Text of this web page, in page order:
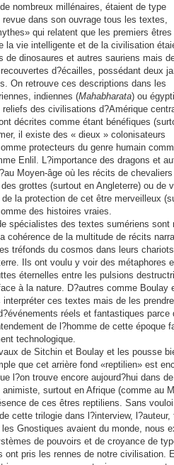
nombreux millénaires, étaient de type
dans son ouvrage tous les textes,
qui relatent que les premiers
la vie intelligente et de la civilisation
de dinosaures et autres sauriens mais
d?écailles, possédant deux
On retrouve ces descriptions dans les
indiennes (Mahabharata) ou
des civilisations d?Amérique
décrites comme étant bénéfiques
il existe des « dieux » colonisateurs
protecteurs du genre humain
Enlil. L?importance des dragons et
Moyen-âge où les récits de chevaliers
grottes (surtout en Angleterre) ou de
la protection de cet être merveilleux
des histoires vraies.
spécialistes des textes sumériens sont
cohérence de la multitude de récits
tréfonds du cosmos dans leurs
Ils ont voulu y voir des métaphores
éternelles entre les pulsions
à la nature. D?autres comme Boulay
ces textes mais de les
réels et fantastiques parce
de l?homme de cette époque
technologique.
de Sitchin et Boulay et les pousse
que cet arrière fond «reptilien» est
l?on trouve encore aujourd?hui dans de
surtout en Afrique (comme au
de ces êtres reptiliens. Sans
cette trilogie dans l?interview, l?auteur,
Gnostiques avaient du monde, nous
de pouvoirs et de croyance de
ont pris les rennes de notre civilisation.